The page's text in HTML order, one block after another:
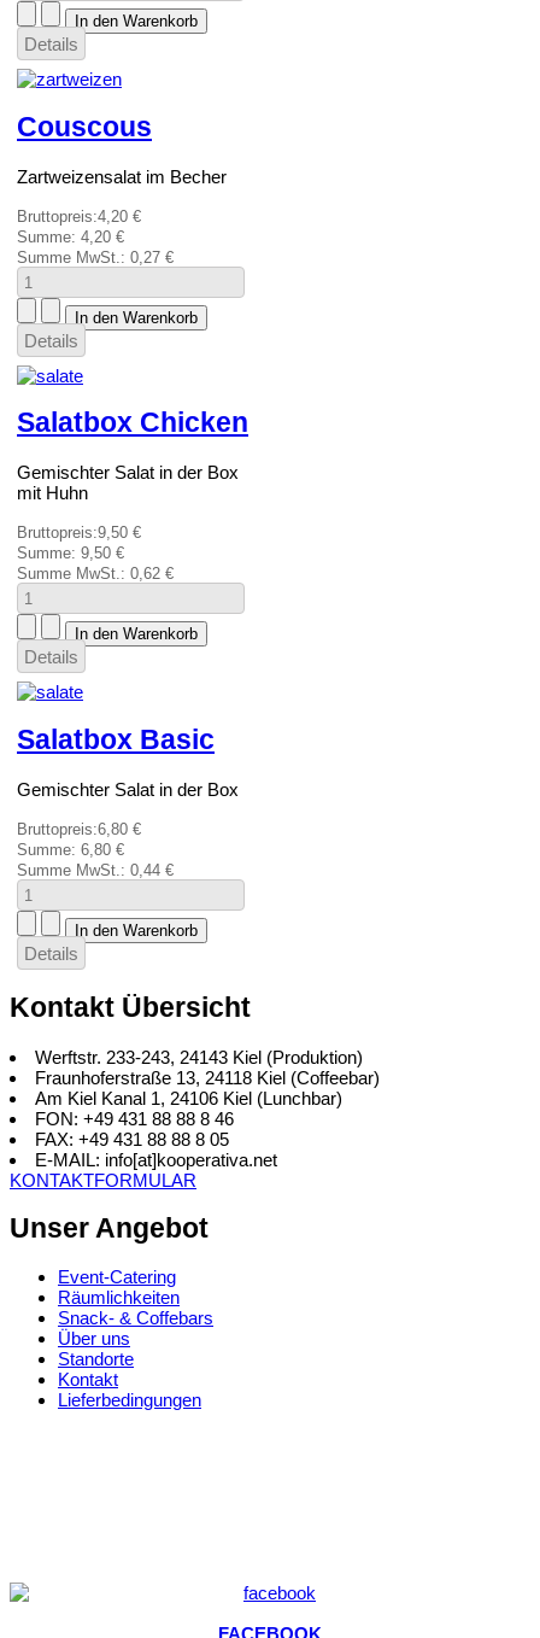
Details
Couscous
Zartweizensalat im Becher
Bruttopreis:4,20 €
Summe: 4,20 €
Summe MwSt.: 0,27 €
Details
Salatbox Chicken
Gemischter Salat in der Box
mit Huhn
Bruttopreis:9,50 €
Summe: 9,50 €
Summe MwSt.: 0,62 €
Details
Salatbox Basic
Gemischter Salat in der Box
Bruttopreis:6,80 €
Summe: 6,80 €
Summe MwSt.: 0,44 €
Details
Kontakt Übersicht
Werftstr. 233-243, 24143 Kiel (Produktion)
Fraunhoferstraße 13, 24118 Kiel (Coffeebar)
Am Kiel Kanal 1, 24106 Kiel (Lunchbar)
FON: +49 431 88 88 8 46
FAX: +49 431 88 88 8 05
E-MAIL: info[at]kooperativa.net
KONTAKTFORMULAR
Unser Angebot
Event-Catering
Räumlichkeiten
Snack- & Coffebars
Über uns
Standorte
Kontakt
Lieferbedingungen